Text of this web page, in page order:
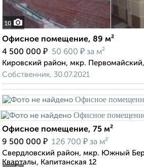
10
Офисное помещение, 89 м²
4 500 000 ₽ 50 600 ₽ за м²
Кировский район, мкр.
Собственник, 30.07.2021
Офисное помещение, 75 м²
9 500 000 ₽ 126 700 ₽ за м²
Свердловский район, мкр. Южный
Кварталы, Капитанская 12